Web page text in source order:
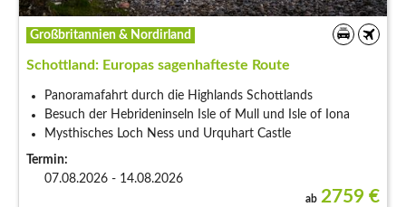
Großbritannien & Nordirland
Schottland: Europas sagenhafteste Route
Panoramafahrt durch die Highlands Schottlands
Besuch der Hebrideninseln Isle of Mull und Isle of Iona
Mysthisches Loch Ness und Urquhart Castle
Termin:
07.08.2026 - 14.08.2026
ab 2759 €